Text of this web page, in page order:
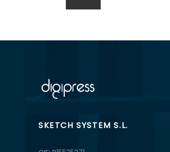
SKETCH SYSTEM S.L.